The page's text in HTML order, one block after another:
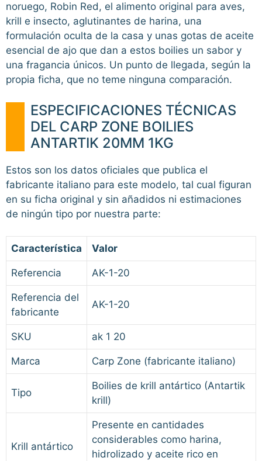
noruego, Robin Red, el alimento original para aves,
krill e insecto, aglutinantes de harina, una
formulación oculta de la casa y unas gotas de aceite
esencial de ajo que dan a estos boilies un sabor y
una fragancia únicos. Un punto de llegada, según la
propia ficha, que no teme ninguna comparación.
ESPECIFICACIONES TÉCNICAS
DEL CARP ZONE BOILIES
ANTARTIK 20MM 1KG
Estos son los datos oficiales que publica el
fabricante italiano para este modelo, tal cual figuran
en su ficha original y sin añadidos ni estimaciones
de ningún tipo por nuestra parte:
Característica Valor
Referencia AK-1-20
Referencia del
fabricante
AK-1-20
SKU ak 1 20
Marca Carp Zone (fabricante italiano)
Tipo
Boilies de krill antártico (Antartik
krill)
Krill antártico
Presente en cantidades
considerables como harina,
hidrolizado y aceite rico en